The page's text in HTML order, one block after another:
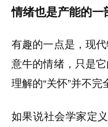
情绪也是产能的一
有趣的一点是，现
意牛的情绪，只是
理解的“关怀”并不完
如果说社会学家定